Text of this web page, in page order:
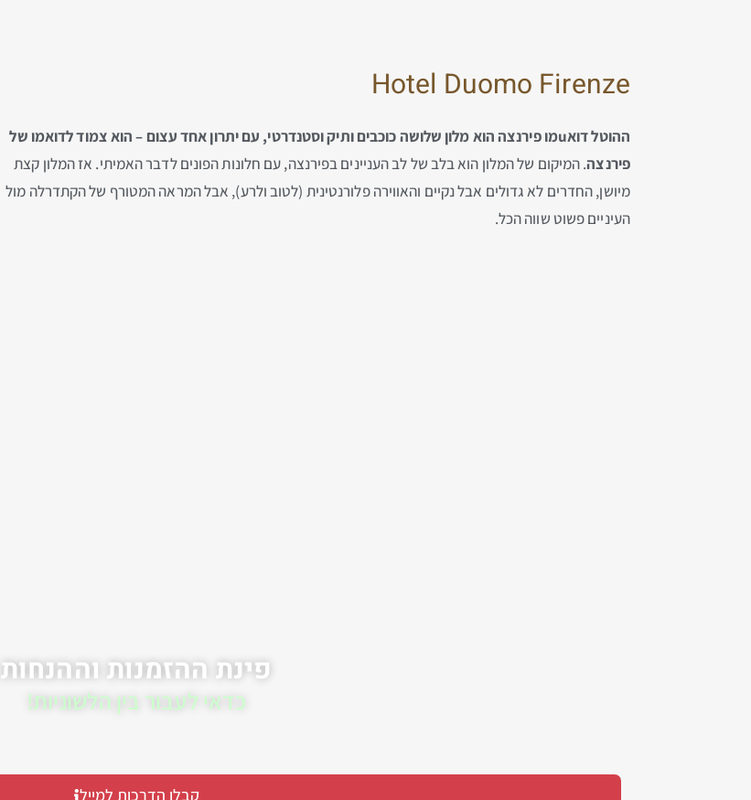
Hotel Duomo Firenze
ההוטל דואuמו פירנצה הוא מלון שלושה כוכבים ותיק וסטנדרטי, עם יתרון אחד עצום – הוא צמוד לדואמו של
פירנצה. המיקום של המלון הוא בלב של לב העניינים בפירנצה, עם חלונות הפונים לדבר האמיתי. אז המלון קצת
מיושן, החדרים לא גדולים אבל נקיים והאווירה פלורנטינית (לטוב ולרע), אבל המראה המטורף של הקתדרלה מול
העיניים פשוט שווה הכל.
פינת ההזמנות וההנחות
כדאי לעבור בין הלשוניות!
קבלו הדרכות למייל